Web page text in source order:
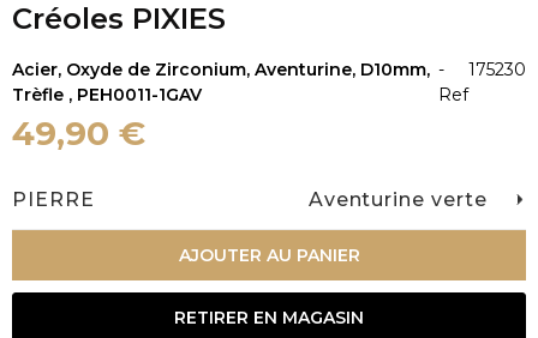
Créoles PIXIES
Acier, Oxyde de Zirconium, Aventurine, D10mm,
Trèfle , PEH0011-1GAV
-
Ref
175230
49,90 €
PIERRE Aventurine verte
AJOUTER AU PANIER
RETIRER EN MAGASIN